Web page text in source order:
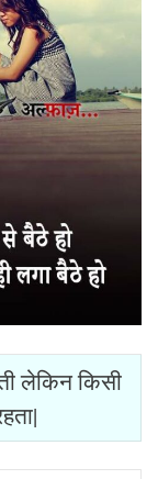
लेकिन किसी